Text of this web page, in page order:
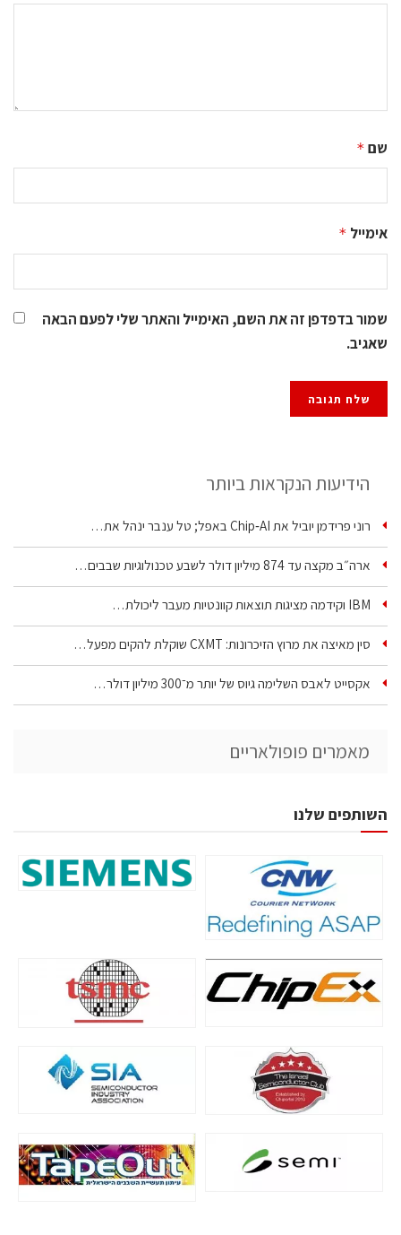
שם *
אימייל *
שמור בדפדפן זה את השם, האימייל והאתר שלי לפעם הבאה
שאגיב.
הידיעות הנקראות ביותר
רוני פרידמן יוביל את Chip‑AI באפל; טל ענבר ינהל את…
ארה״ב מקצה עד 874 מיליון דולר לשבע טכנולוגיות שבבים…
IBM וקידמה מציגות תוצאות קוונטיות מעבר ליכולת…
סין מאיצה את מרוץ הזיכרונות: CXMT שוקלת להקים מפעל…
אקסייט לאבס השלימה גיוס של יותר מ־300 מיליון דולר…
מאמרים פופולאריים
השותפים שלנו